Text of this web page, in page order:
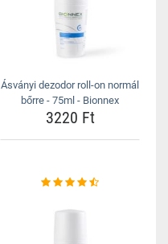
Ásványi dezodor roll-on normál
bőrre - 75ml - Bionnex
3220 Ft